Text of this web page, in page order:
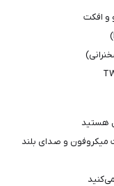
و افکت
هستید
میکروفون و صدای بلند